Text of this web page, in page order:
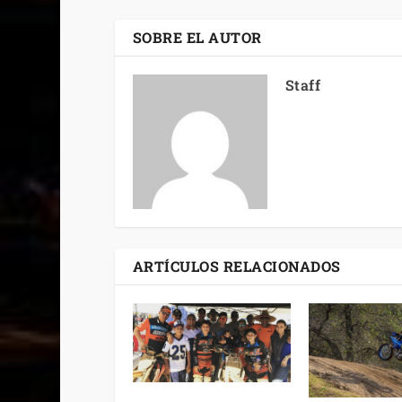
SOBRE EL AUTOR
Staff
ARTÍCULOS RELACIONADOS